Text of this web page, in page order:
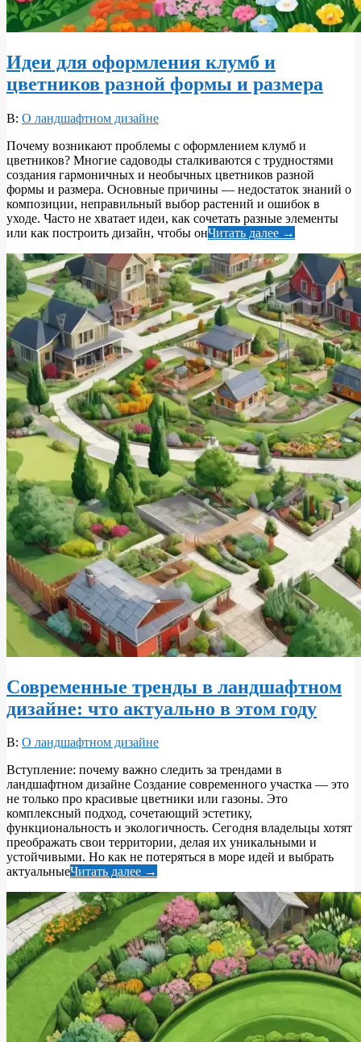
Идеи для оформления клумб и
цветников разной формы и размера
2026-
30
В: О ландшафтном дизайне
Почему возникают проблемы с оформлением клумб и
цветников? Многие садоводы сталкиваются с трудностями
создания гармоничных и необычных цветников разной
формы и размера. Основные причины — недостаток знаний о
композиции, неправильный выбор растений и ошибок в
уходе. Часто не хватает идеи, как сочетать разные элементы
или как построить дизайн, чтобы онЧитать далее →
Современные тренды в ландшафтном
дизайне: что актуально в этом году
2026-
30
В: О ландшафтном дизайне
Вступление: почему важно следить за трендами в
ландшафтном дизайне Создание современного участка — это
не только про красивые цветники или газоны. Это
комплексный подход, сочетающий эстетику,
функциональность и экологичность. Сегодня владельцы хотят
преображать свои территории, делая их уникальными и
устойчивыми. Но как не потеряться в море идей и выбрать
актуальныеЧитать далее →